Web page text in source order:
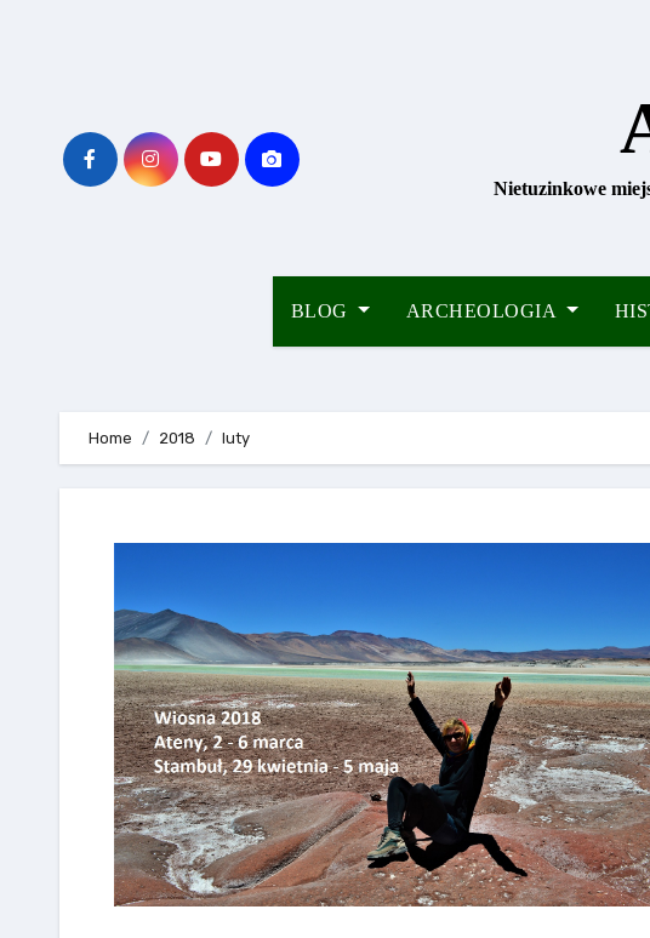
Nietuzinkowe
BLOG ARCHEOLOGIA
Home 2018 luty